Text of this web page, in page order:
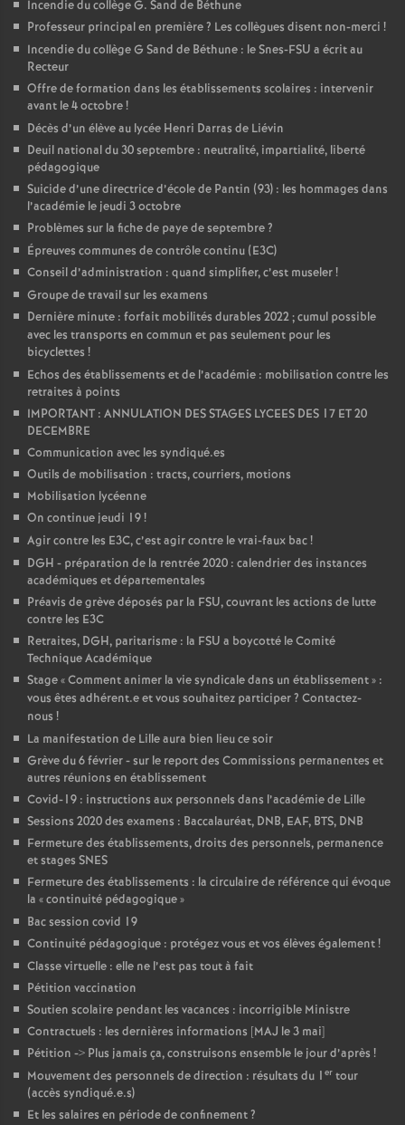
Incendie du collège G. Sand de Béthune
Professeur principal en première? Les collègues disent non-merci !
Incendie du collège G Sand de Béthune : le Snes-FSU a écrit au
Recteur
Offre de formation dans les établissements scolaires : intervenir
avant le 4 octobre!
Décès d’un élève au lycée Henri Darras de Liévin
Deuil national du 30 septembre : neutralité, impartialité, liberté
pédagogique
Suicide d’une directrice d’école de Pantin (93) : les hommages dans
l’académie le jeudi 3 octobre
Problèmes sur la fiche de paye de septembre?
Épreuves communes de contrôle continu (E3C)
Conseil d’administration : quand simplifier, c’est museler!
Groupe de travail sur les examens
Dernière minute : forfait mobilités durables 2022; cumul possible
avec les transports en commun et pas seulement pour les
bicyclettes !
Echos des établissements et de l’académie : mobilisation contre les
retraites à points
IMPORTANT : ANNULATION DES STAGES LYCEES DES 17 ET 20
DECEMBRE
Communication avec les syndiqué.es
Outils de mobilisation : tracts, courriers, motions
Mobilisation lycéenne
On continue jeudi 19!
Agir contre les E3C, c’est agir contre le vrai-faux bac!
DGH - préparation de la rentrée 2020 : calendrier des instances
académiques et départementales
Préavis de grève déposés par la FSU, couvrant les actions de lutte
contre les E3C
Retraites, DGH, paritarisme : la FSU a boycotté le Comité
Technique Académique
Stage «Comment animer la vie syndicale dans un établissement» :
vous êtes adhérent.e et vous souhaitez participer? Contactez-
nous !
La manifestation de Lille aura bien lieu ce soir
Grève du 6 février - sur le report des Commissions permanentes et
autres réunions en établissement
Covid-19 : instructions aux personnels dans l’académie de Lille
Sessions 2020 des examens : Baccalauréat, DNB, EAF, BTS, DNB
Fermeture des établissements, droits des personnels, permanence
et stages SNES
Fermeture des établissements : la circulaire de référence qui évoque
la «continuité pédagogique»
Bac session covid 19
Continuité pédagogique : protégez vous et vos élèves également!
Classe virtuelle : elle ne l’est pas tout à fait
Pétition vaccination
Soutien scolaire pendant les vacances : incorrigible Ministre
Contractuels : les dernières informations [MAJ le 3 mai]
Pétition -> Plus jamais ça, construisons ensemble le jour d’après !
Mouvement des personnels de direction : résultats du 1 er tour
(accès syndiqué.e.s)
Et les salaires en période de confinement?